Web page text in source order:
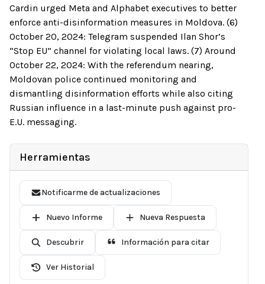
Cardin urged Meta and Alphabet executives to better
enforce anti-disinformation measures in Moldova. (6)
October 20, 2024: Telegram suspended Ilan Shor’s
“Stop EU” channel for violating local laws. (7) Around
October 22, 2024: With the referendum nearing,
Moldovan police continued monitoring and
dismantling disinformation efforts while also citing
Russian influence in a last-minute push against pro-
E.U. messaging.
Herramientas
Notificarme de actualizaciones
Nuevo Informe Nueva Respuesta
Descubrir Información para citar
Ver Historial